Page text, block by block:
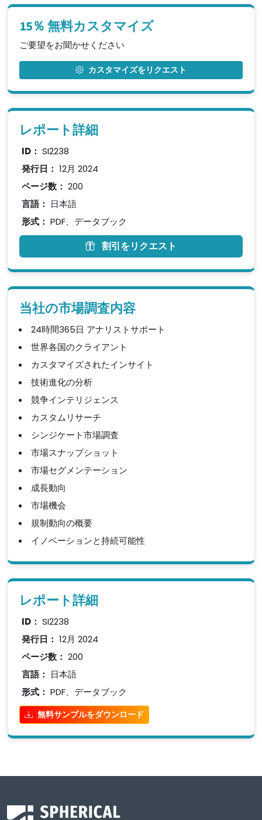
15％ 無料カスタマイズ
ご要望をお聞かせください
カスタマイズをリクエスト
レポート詳細
ID： SI2238
発行日： 12月 2024
ページ数： 200
言語： 日本語
形式： PDF、データブック
割引をリクエスト
当社の市場調査内容
24時間365日 アナリストサポート
世界各国のクライアント
カスタマイズされたインサイト
技術進化の分析
競争インテリジェンス
カスタムリサーチ
シンジケート市場調査
市場スナップショット
市場セグメンテーション
成長動向
市場機会
規制動向の概要
イノベーションと持続可能性
レポート詳細
ID： SI2238
発行日： 12月 2024
ページ数： 200
言語： 日本語
形式： PDF、データブック
無料サンプルをダウンロード